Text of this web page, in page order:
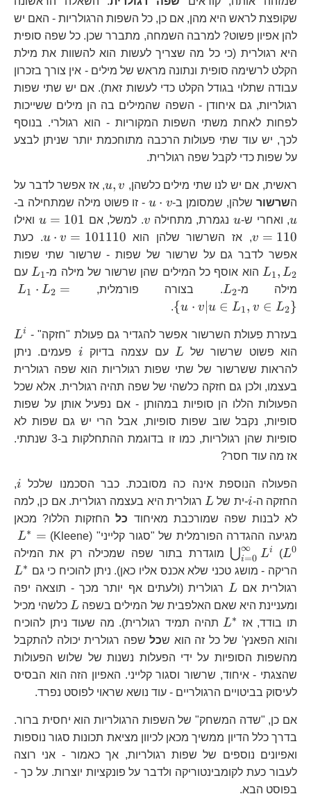
שקופצת לראש היא מהן, אם כן, כל השפות הרגולריות - האם יש
להן אפיון פשוט? למרבה השמחה, מתברר שכן. כל שפה סופית
היא רגולרית (כי כל מה שצריך לעשות הוא להשוות את מילת
הקלט לרשימה סופית ונתונה מראש של מילים - אין צורך בזכרון
עבודה שתלוי בגודל הקלט כדי לעשות זאת). אם יש שתי שפות
רגולריות, גם איחודן - השפה שהמילים בה הן מילים ששייכות
לפחות לאחת משתי השפות המקוריות - הוא רגולרי. בנוסף
לכך, יש עוד שתי פעולות הרכבה מתוחכמת יותר שניתן לבצע
על שפות כדי לקבל שפה רגולרית.
ראשית, אם יש לנו שתי מילים כלשהן,
u,v
u, v
, אז אפשר לדבר על
השרשורשלהן, שמסומן ב-
u\cdot
v
u ⋅ v - זו פשוט מילה שמתחילה ב-
u, ואחרי ש- u uנגמרת, מתחילה
v
v. למשל, אם u=101
u = 101 ואילו
v = 110 , אז השרשור שלהן הוא
u\cdot
u ⋅ v = 101110
. כעת
אפשר לדבר גם על שרשור של שפות - שרשור שתי שפות
L1, L2 הוא אוסף כל המילים שהן שרשור של מילה מ- L1
עם
מילה מ-
L_{2} L2 . בצורה פורמלית, L1 ⋅ L2 =
{u ⋅ v u ∈ L1, v ∈ L2}
.
בעזרת פעולת השרשור אפשר להגדיר גם פעולת "חזקה" - Li
הוא פשוט שרשור של L L עם עצמה בדיוק i
i פעמים. ניתן
להראות ששרשור של שתי שפות רגולריות הוא שפה רגולרית
בעצמו, ולכן גם חזקה כלשהי של שפה תהיה רגולרית. אלא שכל
הפעולות הללו הן סופיות במהותן - אם נפעיל אותן על שפות
סופיות, נקבל שוב שפות סופיות, אבל הרי יש גם שפות לא
סופיות שהן רגולריות, כמו זו בדוגמת ההתחלקות ב-3 שנתתי.
אז מה עוד חסר?
הפעולה הנוספת אינה כה מסובכת. כבר הסכמנו שלכלi
i
,
החזקה ה-
i i-ית של L L רגולרית היא בעצמה רגולרית. אם כן, למה
לא לבנות שפה שמורכבת מאיחוד כלהחזקות הללו? מכאן
מגיעה ההגדרה הפורמלית של "סגור קלייני" (Kleene)
L∗ =
⋃i=0
∞ Li (
L^{0} L0
מוגדרת בתור שפה שמכילה רק את המילה
הריקה - מושג טכני שלא אכנס אליו כאן). ניתן להוכיח כי גם
L∗
רגולרית אם L L רגולרית (ולעתים אף יותר מכך - תוצאה יפה
ומעניינת היא שאם האלפבית של המילים בשפה
L
L כלשהי מכיל
תו בודד, אז
L^{*} L∗
תהיה תמיד רגולרית). מה שעוד ניתן להוכיח
והוא הפאנץ' של כל זה הוא שכל שפה רגולרית יכולה להתקבל
מהשפות הסופיות על ידי הפעלות נשנות של שלוש הפעולות
שהצגתי - איחוד, שרשור וסגור קלייני. האפיון הזה הוא הבסיס
לעיסוק בביטויים הרגולריים - עוד נושא שראוי לפוסט נפרד.
אם כן, "שדה המשחק" של השפות הרגולריות הוא יחסית ברור.
בדרך כלל הדיון ממשיך מכאן לכיוון מציאת תכונות סגור נוספות
ואפיונים נוספים של שפות רגולריות, אך כאמור - אני רוצה
לעבור כעת לקומבינטוריקה ולדבר על פונקציות יוצרות. על כך -
בפוסט הבא.